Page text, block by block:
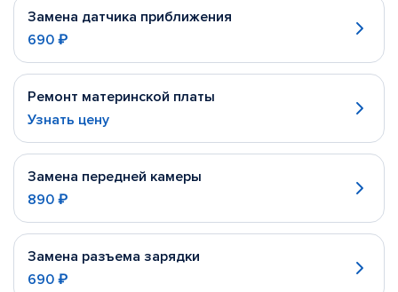
Замена датчика приближения
690 ₽
Ремонт материнской платы
Узнать цену
Замена передней камеры
890 ₽
Замена разъема зарядки
690 ₽